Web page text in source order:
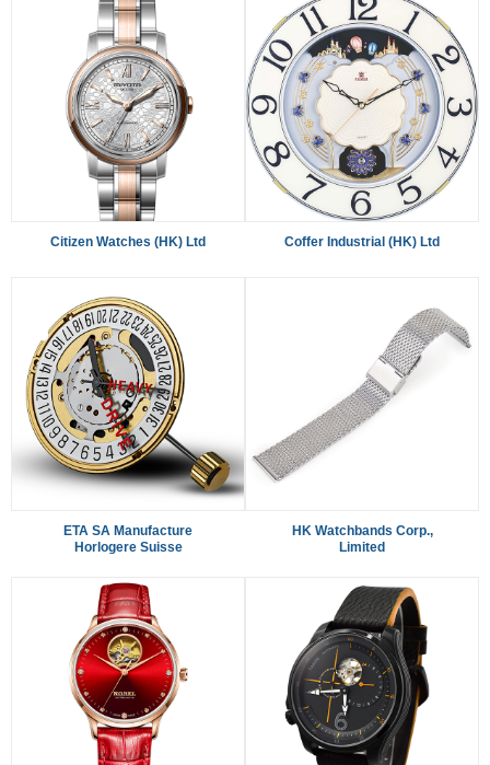
Citizen Watches (HK) Ltd Coffer Industrial (HK) Ltd
ETA SA Manufacture
Horlogere Suisse
HK Watchbands Corp.,
Limited